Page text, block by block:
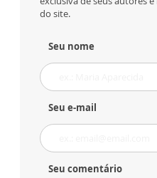
do site.
Seu nome
Seu e-mail
Seu comentário